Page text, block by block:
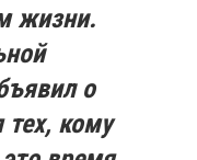
жизни.
о
тех, кому